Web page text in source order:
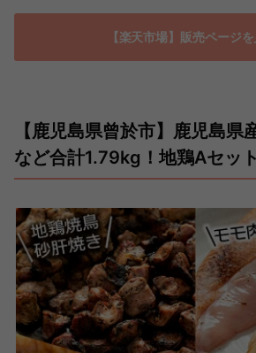
【楽天市場】販売ページ
【鹿児島県曾於市】鹿児島県
など合計1.79kg！地鶏Aセット